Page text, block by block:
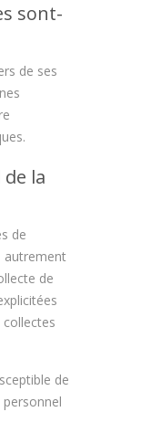
sont-
de ses
la
de
autrement
de
de